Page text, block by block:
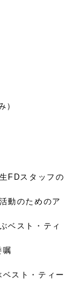
）
FDスタッフの
動のためのア
ベスト・ティ
嘱
スト・ティー